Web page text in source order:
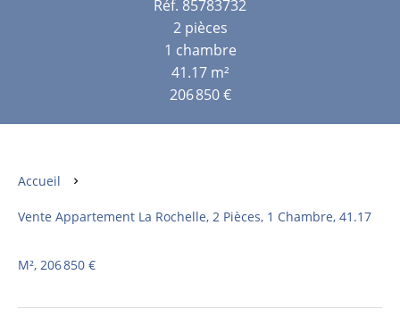
Réf. 85783732
2 pièces
1 chambre
41.17 m²
206 850 €
Accueil
Vente Appartement La Rochelle, 2 Pièces, 1 Chambre, 41.17
M², 206 850 €